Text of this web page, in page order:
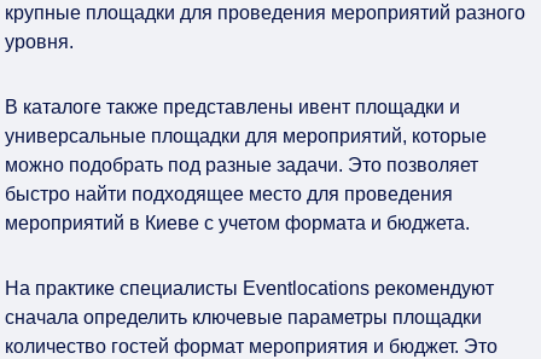
крупные площадки для проведения мероприятий разного
уровня.
В каталоге также представлены ивент площадки и
универсальные площадки для мероприятий, которые
можно подобрать под разные задачи. Это позволяет
быстро найти подходящее место для проведения
мероприятий в Киеве с учетом формата и бюджета.
На практике специалисты Eventlocations рекомендуют
сначала определить ключевые параметры площадки
количество гостей формат мероприятия и бюджет. Это